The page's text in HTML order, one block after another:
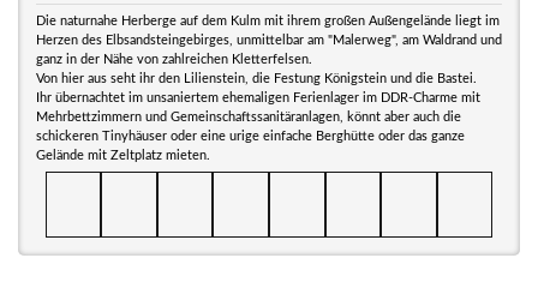
Die naturnahe Herberge auf dem Kulm mit ihrem großen Außengelände liegt im
Herzen des Elbsandsteingebirges, unmittelbar am "Malerweg", am Waldrand und
ganz in der Nähe von zahlreichen Kletterfelsen.
Von hier aus seht ihr den Lilienstein, die Festung Königstein und die Bastei.
Ihr übernachtet im unsaniertem ehemaligen Ferienlager im DDR-Charme mit
Mehrbettzimmern und Gemeinschaftssanitäranlagen, könnt aber auch die
schickeren Tinyhäuser oder eine urige einfache Berghütte oder das ganze
Gelände mit Zeltplatz mieten.